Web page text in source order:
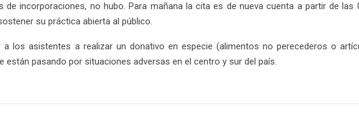
de incorporaciones, no hubo. Para mañana la cita es de nueva cuenta a partir de
su práctica abierta al público.
a los asistentes a realizar un donativo en especie (alimentos no perecederos o
están pasando por situaciones adversas en el centro y sur del país.